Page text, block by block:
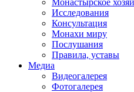
Монастырское
Исследования
Консультация
Монахи миру
Послушания
Правила, уставы
Медиа
Видеогалерея
Фотогалерея